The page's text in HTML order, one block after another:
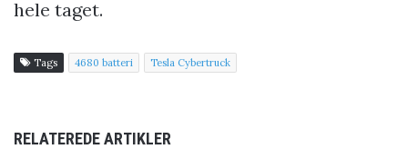
hele taget.
Tags 4680 batteri Tesla Cybertruck
RELATEREDE ARTIKLER